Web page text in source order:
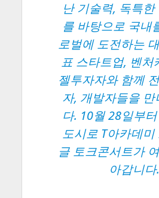
난 기술력, 독특
를 바탕으로 국내
로벌에 도전하는
표 스타트업, 벤처
젤투자자와 함께
자, 개발자들을
다. 10월 28일부
도시로 T아카데
글 토크콘서트가
아갑니다.